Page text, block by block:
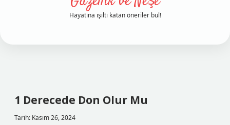
Hayatına ışıltı katan öneriler bul!
1 Derecede Don Olur Mu
Tarih: Kasım 26, 2024